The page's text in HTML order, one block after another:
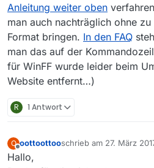
Anleitung weiter oben
man auch nachträglich ohne
Format bringen. In den FAQ
man das auf der
für WinFF wurde leider beim
Website entfernt…)
R 1 Antwort
O
Offline
oottoottooschrieb am 27. März
zuletzt editiert von
Hallo,